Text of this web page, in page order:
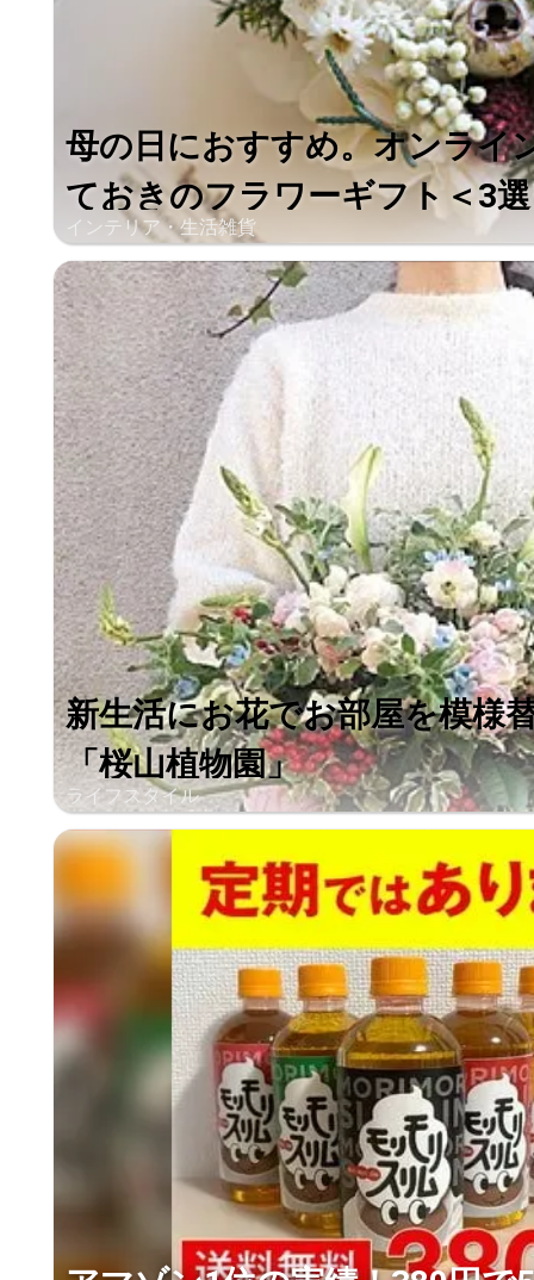
母の日におすすめ。オンライ
ておきのフラワーギフト＜3
インテリア・生活雑貨
新生活にお花でお部屋を模様替え！ 移動
「桜山植物園」
ライフスタイル